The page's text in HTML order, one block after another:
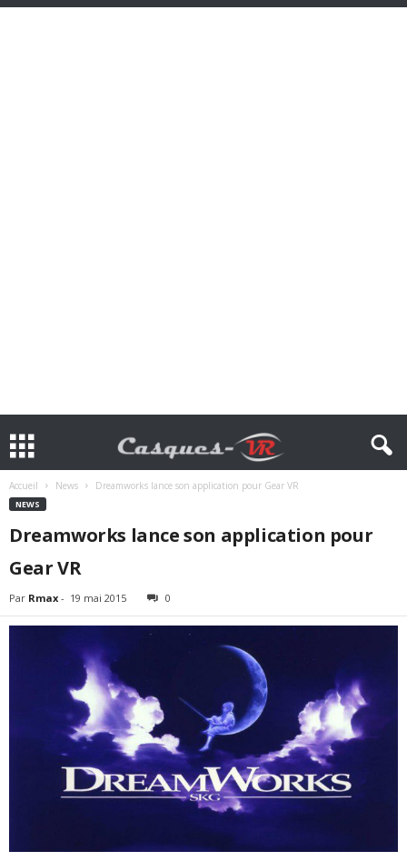
Accueil News Dreamworks lance son application pour Gear VR
NEWS
Dreamworks lance son application pour
Gear VR
Par Rmax - 19 mai 2015 0